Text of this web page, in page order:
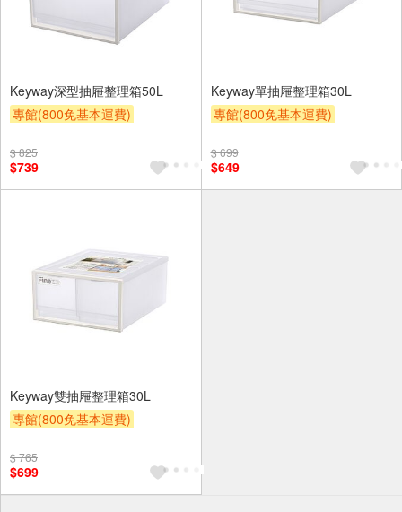
Keyway深型抽屜整理箱50L
專館(800免基本運費)
贈$200
$ 825
$739
Keyway單抽屜整理箱30L
專館(800免基本運費)
贈$200
$ 699
$649
Keyway雙抽屜整理箱30L
專館(800免基本運費)
贈$200
$ 765
$699